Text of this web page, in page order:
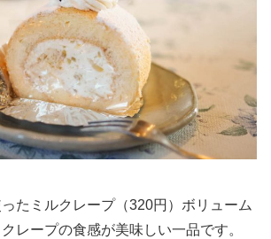
たミルクレープ（320円）ボリューム
レープの食感が美味しい一品です。